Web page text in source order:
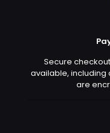
Secure
available, including
are